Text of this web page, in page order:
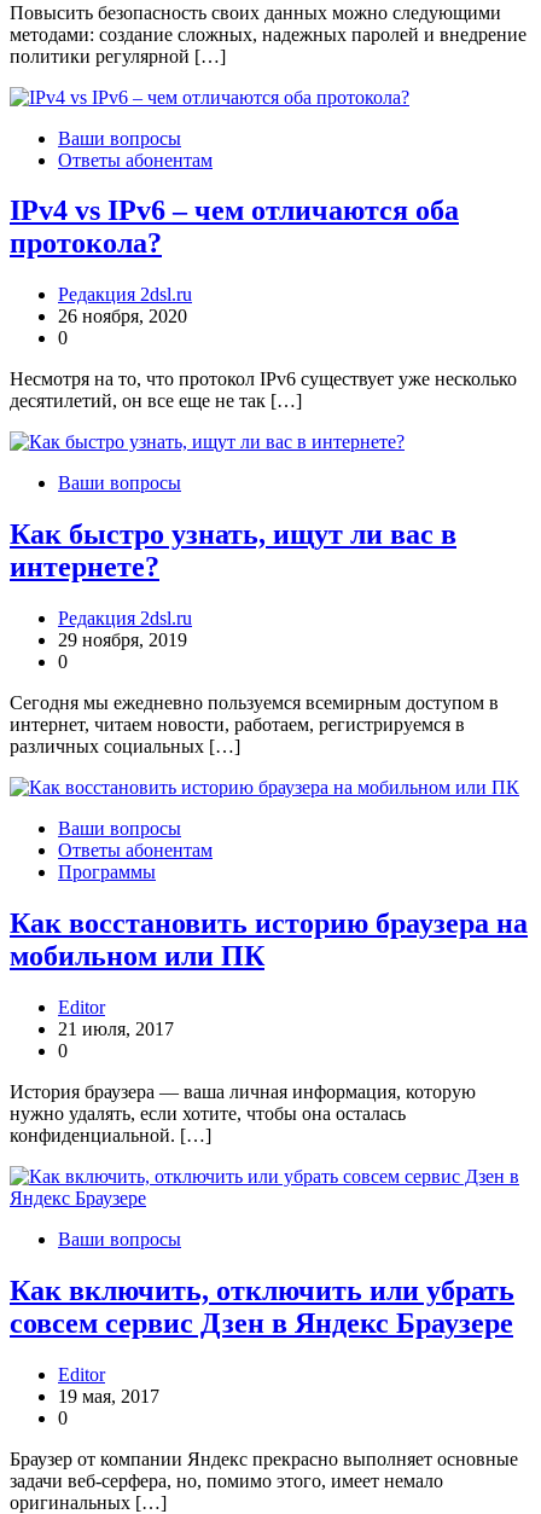
Повысить безопасность своих данных можно следующими
методами: создание сложных, надежных паролей и внедрение
политики регулярной […]
Ваши вопросы
Ответы абонентам
IPv4 vs IPv6 – чем отличаются оба
протокола?
Редакция 2dsl.ru
26 ноября, 2020
0
Несмотря на то, что протокол IPv6 существует уже несколько
десятилетий, он все еще не так […]
Ваши вопросы
Как быстро узнать, ищут ли вас в
интернете?
Редакция 2dsl.ru
29 ноября, 2019
0
Сегодня мы ежедневно пользуемся всемирным доступом в
интернет, читаем новости, работаем, регистрируемся в
различных социальных […]
Ваши вопросы
Ответы абонентам
Программы
Как восстановить историю браузера на
мобильном или ПК
Editor
21 июля, 2017
0
История браузера — ваша личная информация, которую
нужно удалять, если хотите, чтобы она осталась
конфиденциальной. […]
Ваши вопросы
Как включить, отключить или убрать
совсем сервис Дзен в Яндекс Браузере
Editor
19 мая, 2017
0
Браузер от компании Яндекс прекрасно выполняет основные
задачи веб-серфера, но, помимо этого, имеет немало
оригинальных […]